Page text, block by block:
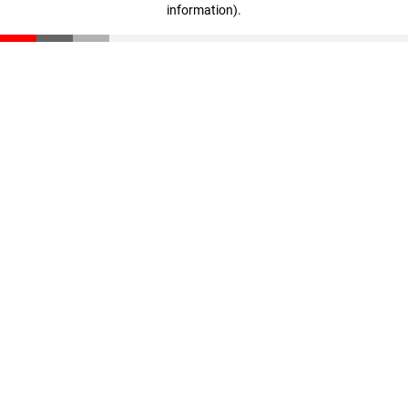
information).